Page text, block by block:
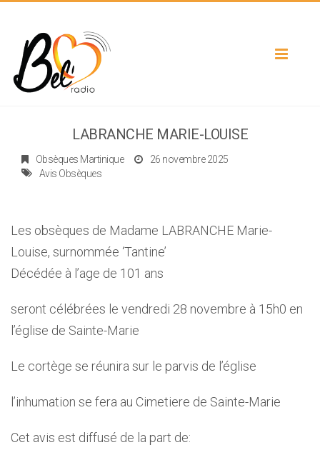
Toggle
LABRANCHE MARIE-LOUISE
Obsèques Martinique
26 novembre 2025
Avis Obsèques
Les obsèques de Madame LABRANCHE Marie-
Louise, surnommée ‘Tantine’
Décédée à l’age de 101 ans
seront célébrées le vendredi 28 novembre à 15h0 en
l’église de Sainte-Marie
Le cortège se réunira sur le parvis de l’église
l’inhumation se fera au Cimetiere de Sainte-Marie
Cet avis est diffusé de la part de: